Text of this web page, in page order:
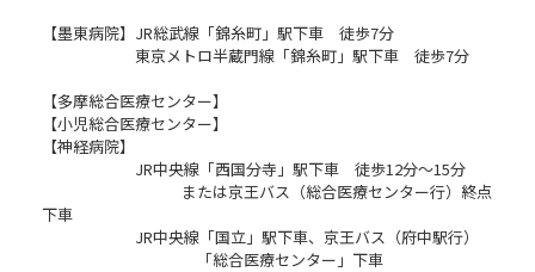
【墨東病院】JR総武線「錦糸町」駅下車 徒歩7分
東京メトロ半蔵門線「錦糸町」駅下車 徒歩7分
【多摩総合医療センター】
【小児総合医療センター】
【神経病院】
JR中央線「西国分寺」駅下車 徒歩12分～15分
または京王バス（総合医療センター行）終点
下車
JR中央線「国立」駅下車、京王バス（府中駅行）
「総合医療センター」下車